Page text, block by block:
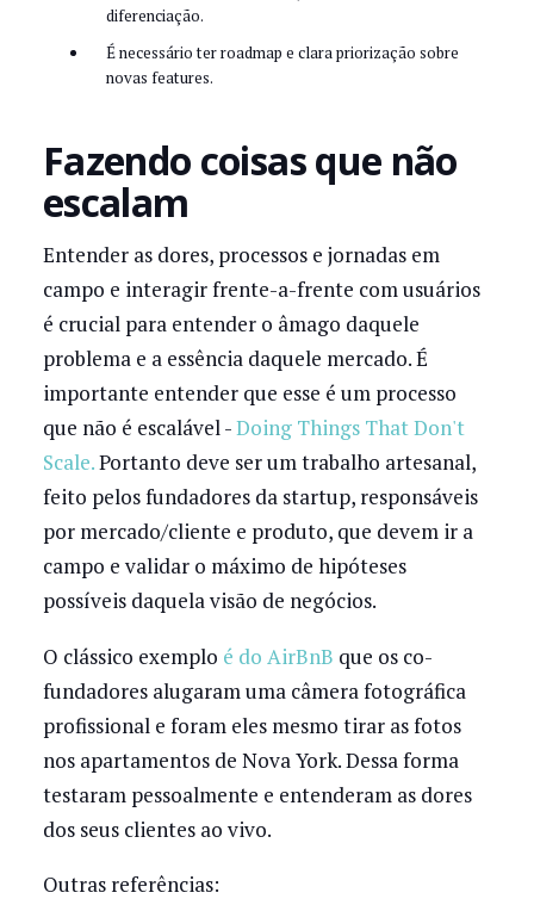
diferenciação.
É necessário ter roadmap e clara priorização sobre
novas features.
Fazendo coisas que não
escalam
Entender as dores, processos e jornadas em
campo e interagir frente-a-frente com usuários
é crucial para entender o âmago daquele
problema e a essência daquele mercado. É
importante entender que esse é um processo
que não é escalável -Doing Things That Don't
Scale.Portanto deve ser um trabalho artesanal,
feito pelos fundadores da startup, responsáveis
por mercado/cliente e produto, que devem ir a
campo e validar o máximo de hipóteses
possíveis daquela visão de negócios.
O clássico exemplo é do AirBnB que os co-
fundadores alugaram uma câmera fotográfica
profissional e foram eles mesmo tirar as fotos
nos apartamentos de Nova York. Dessa forma
testaram pessoalmente e entenderam as dores
dos seus clientes ao vivo.
Outras referências: